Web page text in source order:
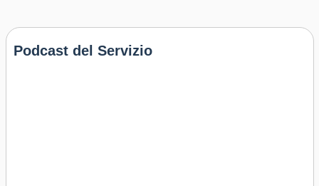
Podcast del Servizio